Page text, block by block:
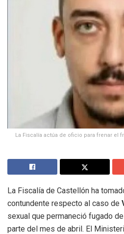
La Fiscalía actúa de oficio para frenar el
La Fiscalía de Castellón ha
contundente respecto al caso de
sexual que permaneció fugado
parte del mes de abril. El